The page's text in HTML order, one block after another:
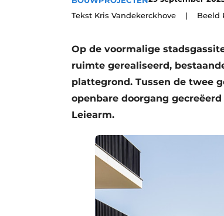
Vacature aanmelden
Video’s
Aanmelden
Bedrijven
Bedrijven
Contact
Tekst Kris Vandekerckhove | Beeld
Op de voormalige
ruimte gerealiseerd,
plattegrond. Tussen de twee
openbare doorgang
Leiearm.